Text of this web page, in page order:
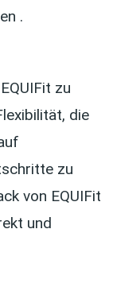
.
zu
die
zu
von EQUIFit
und